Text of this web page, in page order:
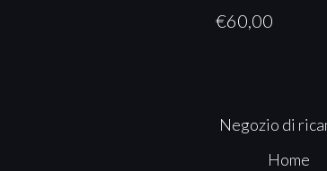
€60,00
Negozio di
Home